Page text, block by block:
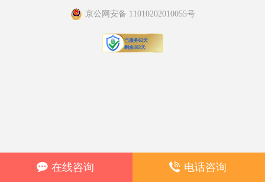
京公网安备 11010202010055号
在线咨询 电话咨询